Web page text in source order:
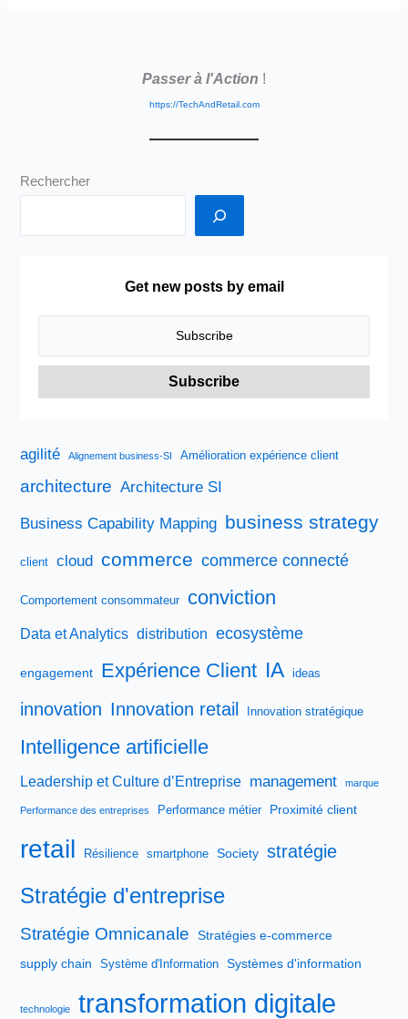
s’échangent
forme
le
Passer à l'Action !
https://TechAndRetail.com
Rechercher
Get new posts by email
agilité Alignement business-SI Amélioration expérience client
architecture Architecture SI
Business Capability Mapping business strategy
client cloud commerce commerce connecté
Comportement consommateur conviction
Data et Analytics distribution ecosystème
engagement Expérience Client IA ideas
innovation Innovation retail Innovation stratégique
Intelligence artificielle
Leadership et Culture d’Entreprise management marque
Performance des entreprises Performance métier Proximité client
retail Résilience smartphone Society stratégie
Stratégie d'entreprise
Stratégie Omnicanale
Stratégies e-commerce
supply chain
Système d'Information Systèmes d'information
technologie transformation digitale